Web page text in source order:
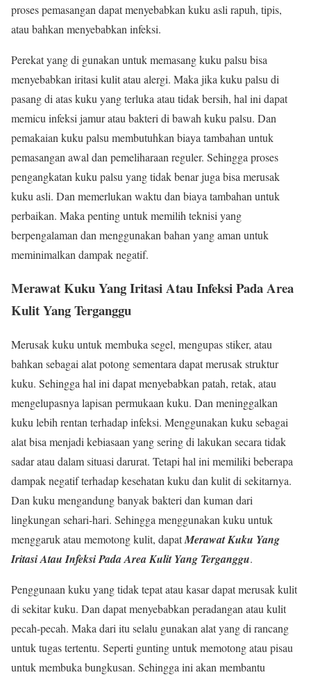
proses pemasangan dapat menyebabkan kuku asli rapuh, tipis,
atau bahkan menyebabkan infeksi.
Perekat yang di gunakan untuk memasang kuku palsu bisa
menyebabkan iritasi kulit atau alergi. Maka jika kuku palsu di
pasang di atas kuku yang terluka atau tidak bersih, hal ini dapat
memicu infeksi jamur atau bakteri di bawah kuku palsu. Dan
pemakaian kuku palsu membutuhkan biaya tambahan untuk
pemasangan awal dan pemeliharaan reguler. Sehingga proses
pengangkatan kuku palsu yang tidak benar juga bisa merusak
kuku asli. Dan memerlukan waktu dan biaya tambahan untuk
perbaikan. Maka penting untuk memilih teknisi yang
berpengalaman dan menggunakan bahan yang aman untuk
meminimalkan dampak negatif.
Merawat Kuku Yang Iritasi Atau Infeksi Pada Area
Kulit Yang Terganggu
Merusak kuku untuk membuka segel, mengupas stiker, atau
bahkan sebagai alat potong sementara dapat merusak struktur
kuku. Sehingga hal ini dapat menyebabkan patah, retak, atau
mengelupasnya lapisan permukaan kuku. Dan meninggalkan
kuku lebih rentan terhadap infeksi. Menggunakan kuku sebagai
alat bisa menjadi kebiasaan yang sering di lakukan secara tidak
sadar atau dalam situasi darurat. Tetapi hal ini memiliki beberapa
dampak negatif terhadap kesehatan kuku dan kulit di sekitarnya.
Dan kuku mengandung banyak bakteri dan kuman dari
lingkungan sehari-hari. Sehingga menggunakan kuku untuk
menggaruk atau memotong kulit, dapatMerawat Kuku Yang
Iritasi Atau Infeksi Pada Area Kulit Yang Terganggu.
Penggunaan kuku yang tidak tepat atau kasar dapat merusak kulit
di sekitar kuku. Dan dapat menyebabkan peradangan atau kulit
pecah-pecah. Maka dari itu selalu gunakan alat yang di rancang
untuk tugas tertentu. Seperti gunting untuk memotong atau pisau
untuk membuka bungkusan. Sehingga ini akan membantu